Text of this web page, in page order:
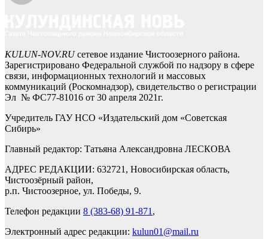
KULUN-NOV.RUсетевое издание Чистоозерного района.
Зарегистрировано Федеральной службой по надзору в сфере
связи, информационных технологий и массовых
коммуникаций (Роскомнадзор), свидетельство о регистрации
Эл № ФС77-81016 от 30 апреля 2021г.
Учредитель ГАУ НСО «Издательский дом «Советская
Сибирь»
Главный редактор: Татьяна Александровна ЛЕСКОВА
АДРЕС РЕДАКЦИИ: 632721, Новосибирская область,
Чистоозёрный район,
р.п. Чистоозерное, ул. Победы, 9.
Телефон редакции 8 (383-68) 91-871 ,
Электронный адрес редакции: kulun01@mail.ru